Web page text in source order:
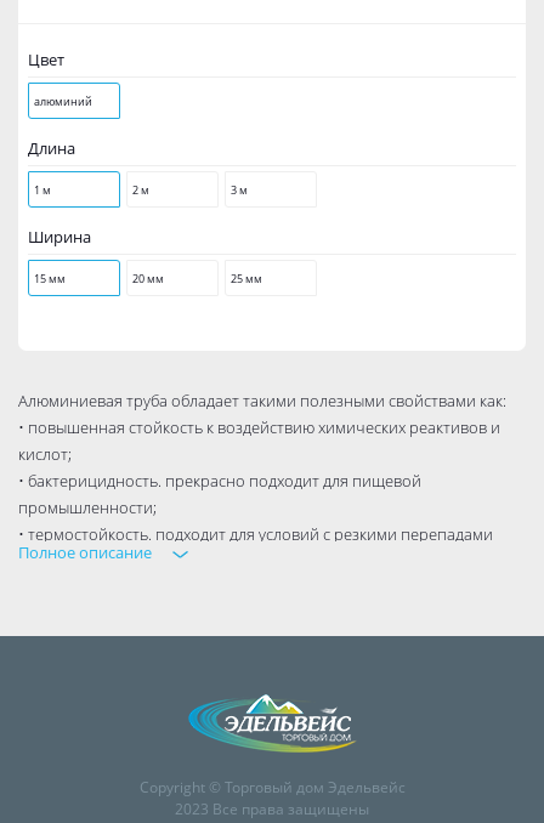
Цвет
алюминий
Длина
1 м 2 м 3 м
Ширина
15 мм 20 мм 25 мм
Алюминиевая труба обладает такими полезными свойствами как:
• повышенная стойкость к воздействию химических реактивов и
кислот;
• бактерицидность. прекрасно подходит для пищевой
промышленности;
• термостойкость. подходит для условий с резкими перепадами
температур;
создания опалубок и других сооружений. Из профильных
квадратных заготовок изготавливаются заборы, ворота,
декоративные ограждения и т.д.
Полное описание
Copyright © Торговый дом Эдельвейс
2023 Все права защищены